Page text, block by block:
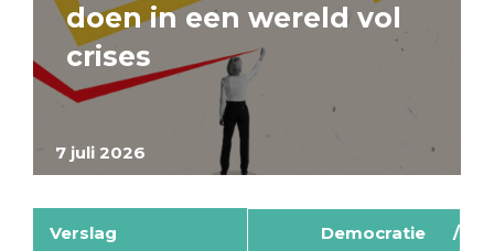
7 juli 2026
doen in een wereld vol
crises
Verslag Democratie